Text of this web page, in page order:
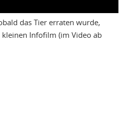
das Tier erraten wurde,
kleinen Infofilm (im Video ab